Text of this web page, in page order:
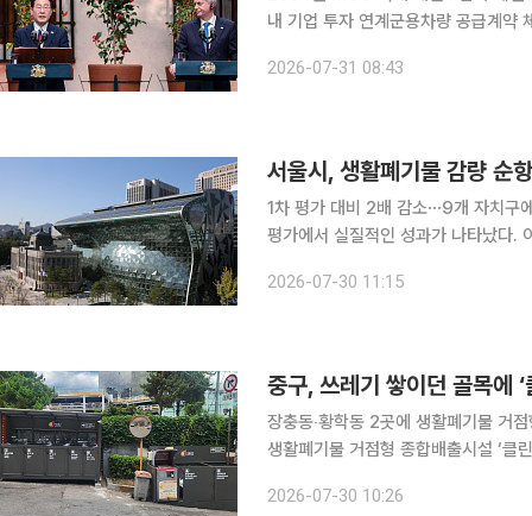
내 기업 투자 연계군용차량 공급계약 체결…수
자원 거래에 머물지 않고 공동 탐사와
2026-07-31 08:43
1차 평가 대비 2배 감소⋯9개 자치구에 인센티브 10억원 지
평가에서 실질적인 성과가 나타났다.
대비 하루 평균 63톤 줄었다고 밝혔
2026-07-30 11:15
중구, 쓰레기 쌓이던 골목에
장충동‧황학동 2곳에 생활폐기물 거점형 종합배출시설 설치
생활폐기물 거점형 종합배출시설 ‘
2026-07-30 10:26